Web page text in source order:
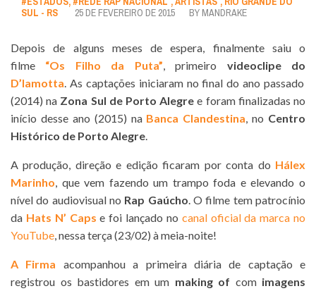
SUL - RS
25 DE FEVEREIRO DE 2015 BY MANDRAKE
Depois de alguns meses de espera, finalmente saiu o
filme “Os Filho da Puta”, primeiro videoclipe do
D’lamotta. As captações iniciaram no final do ano passado
(2014) na Zona Sul de Porto Alegre e foram finalizadas no
início desse ano (2015) na Banca Clandestina, no Centro
Histórico de Porto Alegre.
A produção, direção e edição ficaram por conta do Hálex
Marinho, que vem fazendo um trampo foda e elevando o
nível do audiovisual no Rap Gaúcho. O filme tem patrocínio
da Hats N’ Caps e foi lançado no canal oficial da marca no
YouTube, nessa terça (23/02) à meia-noite!
A Firma acompanhou a primeira diária de captação e
registrou os bastidores em um making of com imagens